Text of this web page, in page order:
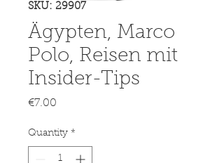
SKU: 29907
Ägypten, Marco
Polo, Reisen mit
Insider-Tips
€7.00
Quantity *